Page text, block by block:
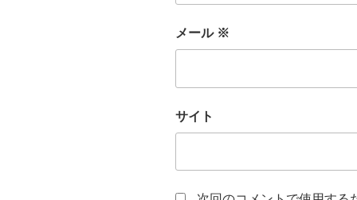
メール ※
サイト